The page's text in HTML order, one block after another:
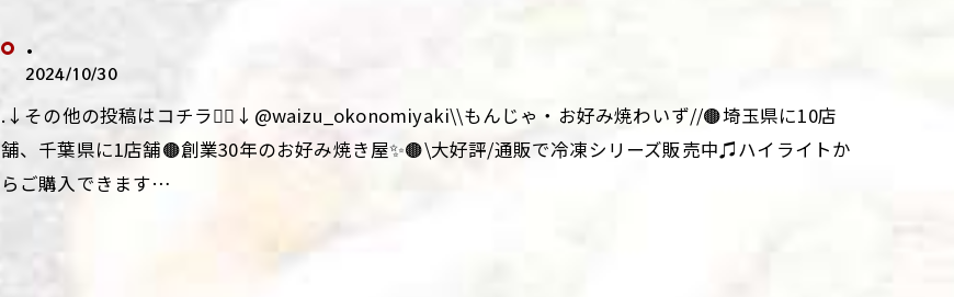
.
2024/10/30
.↓その他の投稿はコチラ💁‍♀️↓@waizu_okonomiyaki\\もんじゃ・お好み焼わいず//🟤埼玉県に10店
舗、千葉県に1店舗🟤創業30年のお好み焼き屋✨🟤\大好評/通販で冷凍シリーズ販売中♫ハイライトか
らご購入できます…